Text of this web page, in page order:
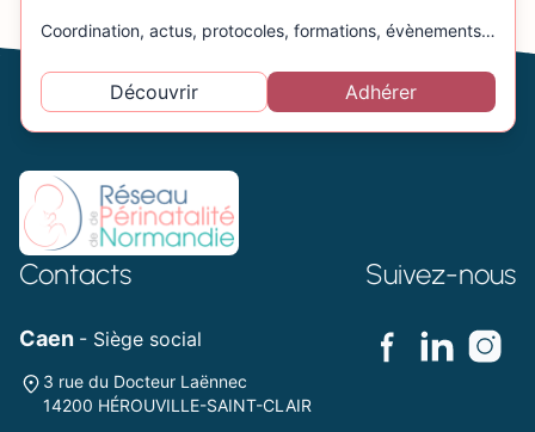
Coordination, actus, protocoles, formations, évènements…
Découvrir Adhérer
Contacts
Caen - Siège social
3 rue du Docteur Laënnec
14200 HÉROUVILLE-SAINT-CLAIR
Suivez-nous